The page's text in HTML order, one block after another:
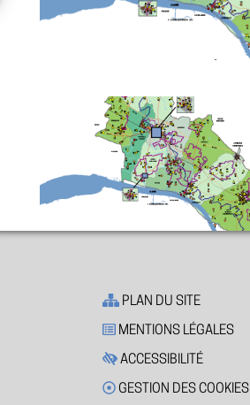
PLAN DU SITE
MENTIONS LÉGALES
ACCESSIBILITÉ
GESTION DES COOKIES